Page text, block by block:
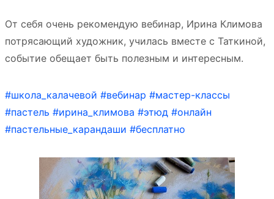
От себя очень рекомендую вебинар, Ирина Климова
потрясающий художник, училась вместе с Таткиной,
событие обещает быть полезным и интересным.
#школа_калачевой #вебинар #мастер-классы
#пастель #ирина_климова #этюд #онлайн
#пастельные_карандаши #бесплатно